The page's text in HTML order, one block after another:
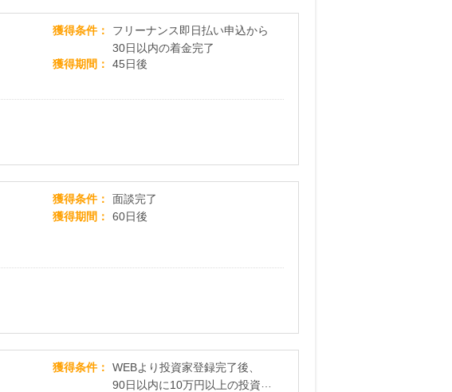
獲得条件
フリーナンス即日払い申込から
30日以内の着金完了
獲得期間
45日後
獲得条件
面談完了
獲得期間
60日後
獲得条件
WEBより投資家登録完了後、
90日以内に10万円以上の投資完